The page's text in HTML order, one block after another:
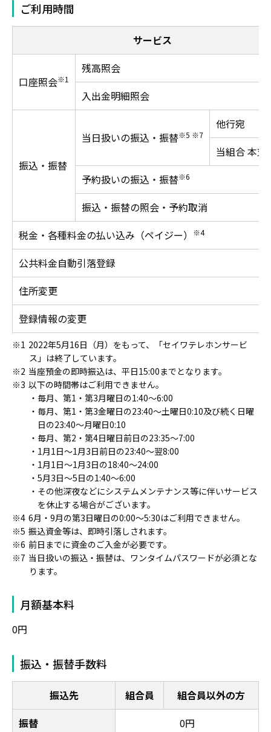
ご利用時間
サービス
口座照会※1
残高照会
入出金明細照会
振込・振替
当日扱いの振込・振替※5 ※7
他行宛
当組合 本支
予約扱いの振込・振替※6
振込・振替の照会・予約取消
税金・各種料金の払い込み（ペイジー）
※4
公共料金自動引落登録
住所変更
登録情報の変更
2022年5月16日（月）をもって、「セイワテレホンサービ
ス」は終了しています。
当座預金の即時振込は、平日15:00までとなります。
以下の時間帯はご利用できません。
毎月、第1・第3月曜日の1:40～6:00
毎月、第1・第3金曜日の23:40～土曜日0:10及び続く日曜
日の23:40～月曜日0:10
毎月、第2・第4日曜日前日の23:35～7:00
1月1日～1月3日前日の23:40～翌8:00
1月1日～1月3日の18:40～24:00
5月3日～5日の1:40～6:00
その他深夜などにシステムメンテナンス等に伴いサービス
を休止する場合がございます。
6月・9月の第3日曜日の0:00～5:30はご利用できません。
振込資金等は、即時引落しされます。
前日までに資金のご入金が必要です。
当日扱いの振込・振替は、ワンタイムパスワードが必須とな
ります。
月額基本料
0円
振込・振替手数料
振込先 組合員
組合員以外の方
振替
0円